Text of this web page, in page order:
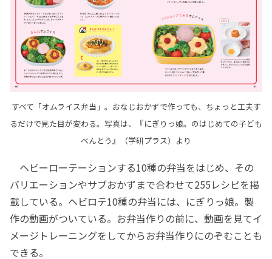
すべて「オムライス弁当」。おなじおかずで作っても、ちょっと工夫す
るだけで見た目が変わる。写真は、『にぎりっ娘。のはじめての子ども
べんとう』（学研プラス）より
ヘビーローテーションする10種の弁当をはじめ、その
バリエーションやサブおかずまで合わせて255レシピを掲
載している。ヘビロテ10種の弁当には、にぎりっ娘。製
作の動画がついている。お弁当作りの前に、動画を見てイ
メージトレーニングをしてからお弁当作りにのぞむことも
できる。